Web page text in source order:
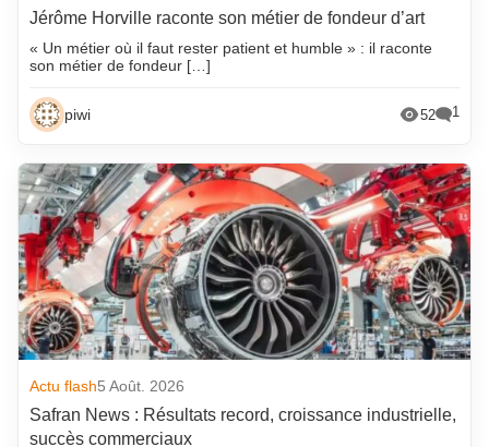
Jérôme Horville raconte son métier de fondeur d’art
« Un métier où il faut rester patient et humble » : il raconte
son métier de fondeur […]
piwi 52 1
Actu flash5 Août. 2026
Safran News : Résultats record, croissance industrielle,
succès commerciaux